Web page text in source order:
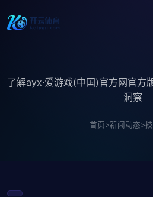
了解ayx·爱游戏(中国)官方网官方
洞察
首页>新闻动态>